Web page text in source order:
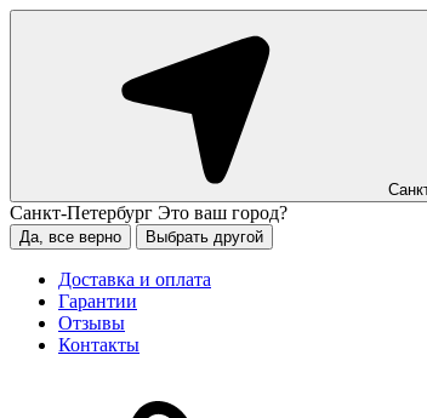
Санкт-Петербург Это ваш город?
Да, все верно Выбрать другой
Доставка и оплата
Гарантии
Отзывы
Контакты